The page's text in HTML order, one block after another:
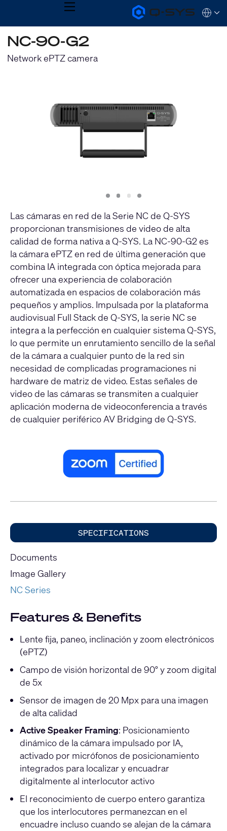
Q-
SYS
MENU
QSYS.com (English)
India (English)
Español
NC-90-G2
Network ePTZ camera
Slide
1 Slide
2 Slide
3 Slide
4
Las cámaras en red de la Serie NC de Q-SYS
proporcionan transmisiones de video de alta
calidad de forma nativa a Q-SYS. La NC-90-G2 es
la cámara ePTZ en red de última generación que
combina IA integrada con óptica mejorada para
ofrecer una experiencia de colaboración
automatizada en espacios de colaboración más
pequeños y amplios. Impulsada por la plataforma
audiovisual Full Stack de Q-SYS, laserie NC se
integra a la perfección en cualquier sistema Q-SYS,
lo que permite un enrutamiento sencillo de la señal
de la cámara a cualquier punto de la red sin
necesidad de complicadas programaciones ni
hardware de matriz de video. Estas señales de
video de las cámaras se transmiten a cualquier
aplicación moderna de videoconferencia a través
de cualquier periférico AV Bridging de Q-SYS.
SPECIFICATIONS
Documents
Image Gallery
NC Series
Features & Benefits
Lente fija, paneo, inclinación y zoom electrónicos
(ePTZ)
Campo de visión horizontal de 90° y zoom digital
de 5x
Sensor de imagen de 20 Mpx para una imagen
de alta calidad
Active Speaker Framing: Posicionamiento
dinámico de la cámara impulsado por IA,
activado por micrófonos de posicionamiento
integrados para localizar y encuadrar
digitalmente al interlocutor activo
El reconocimiento de cuerpo entero garantiza
que los interlocutores permanezcan en el
encuadre incluso cuando se alejan de la cámara